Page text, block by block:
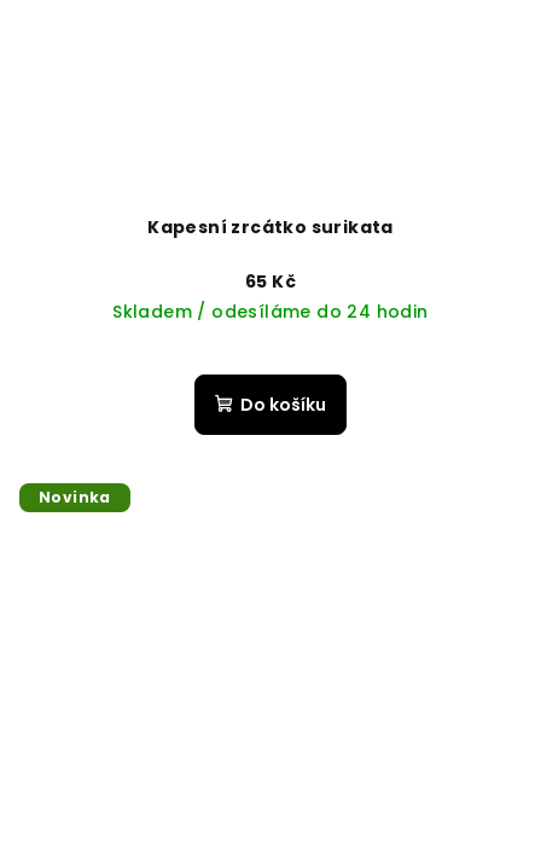
Kapesní zrcátko surikata
65 Kč
Skladem / odesíláme do 24 hodin
Do košíku
Novinka